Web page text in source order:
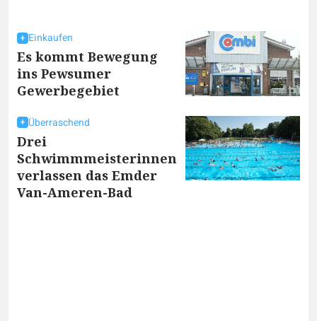
Einkaufen
Es kommt Bewegung
ins Pewsumer
Gewerbegebiet
Überraschend
Drei
Schwimmmeisterinnen
verlassen das Emder
Van-Ameren-Bad